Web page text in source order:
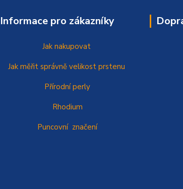
Informace pro zákazníky
Jak nakupovat
Jak měřit správněvelikost prstenu
Přírodní perly
Rhodium
Puncovní značení